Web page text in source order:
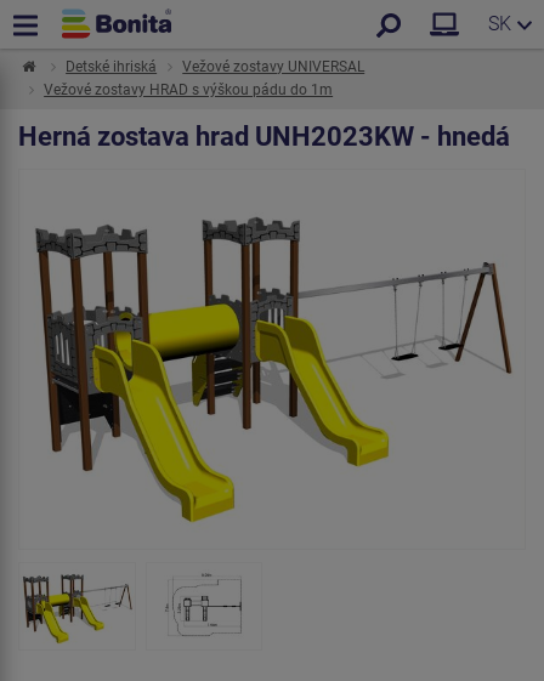
SK
Detské ihriská
Vežové zostavy UNIVERSAL
Vežové zostavy HRAD s výškou pádu do 1m
Herná zostava hrad UNH2023KW - hnedá